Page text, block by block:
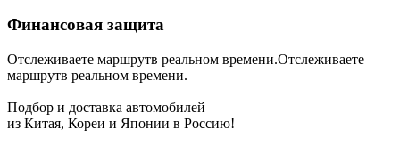
Финансовая защита
Отслеживаете маршрутв реальном времени.Отслеживаете
маршрутв реальном времени.
Подбор и доставка автомобилей
из Китая, Кореи и Японии в Россию!